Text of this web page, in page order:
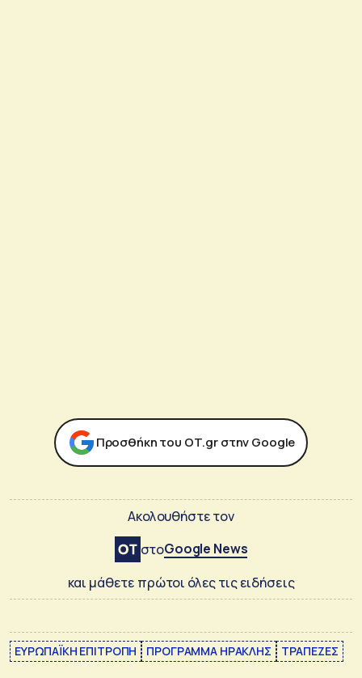
Προσθήκη του ΟΤ.gr στην Google
Ακολουθήστε τον
στοGoogle News
και μάθετε πρώτοι όλες τις ειδήσεις
ΕΥΡΩΠΑΪΚΗ ΕΠΙΤΡΟΠΗ ΠΡΟΓΡΑΜΜΑ ΗΡΑΚΛΗΣ ΤΡΑΠΕΖΕΣ